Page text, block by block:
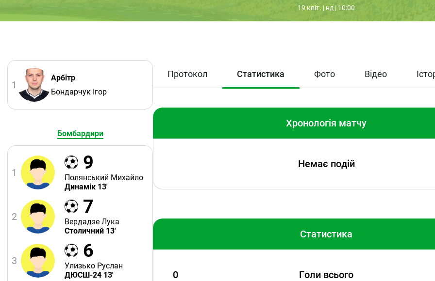
19 квіт. | нд | 10:00
1
Арбітр
Бондарчук Ігор
Бомбардири
1 9
Полянський Михайло
Динамік 13'
2 7
Вердадзе Лука
Столичний 13'
3 6
Улизько Руслан
ДЮСШ-24 13'
Протокол Статистика Фото Відео
Хронологія матчу
Немає подій
Статистика
0 Голи всього